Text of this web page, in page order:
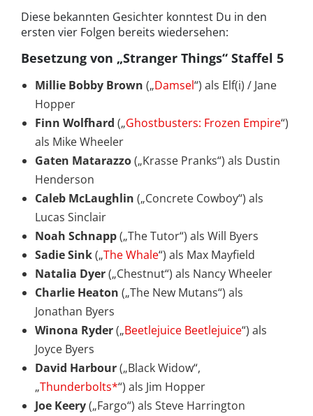
Diese bekannten Gesichter konntest Du in den
ersten vier Folgen bereits wiedersehen:
Besetzung von „Stranger Things“ Staffel 5
Millie Bobby Brown („Damsel“) als Elf(i) / Jane
Hopper
Finn Wolfhard („Ghostbusters: Frozen Empire“)
als Mike Wheeler
Gaten Matarazzo(„Krasse Pranks“) als Dustin
Henderson
Caleb McLaughlin („Concrete Cowboy“) als
Lucas Sinclair
Noah Schnapp(„The Tutor“) als Will Byers
Sadie Sink(„The Whale“) als Max Mayfield
Natalia Dyer(„Chestnut“) als Nancy Wheeler
Charlie Heaton („The New Mutans“) als
Jonathan Byers
Winona Ryder(„Beetlejuice Beetlejuice“) als
Joyce Byers
David Harbour(„Black Widow“,
„Thunderbolts*“) als Jim Hopper
Joe Keery(„Fargo“) als Steve Harrington